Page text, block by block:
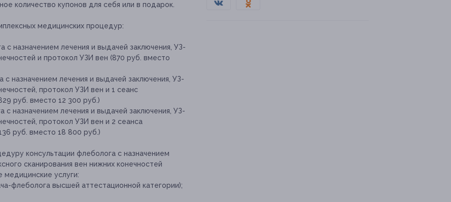
количество купонов для себя или в подарок.
медицинских процедур:
назначением лечения и выдачей заключения, УЗ-
и протокол УЗИ вен (870 руб. вместо
назначением лечения и выдачей заключения, УЗ-
протокол УЗИ вен и 1 сеанс
руб. вместо 12 300 руб.)
назначением лечения и выдачей заключения, УЗ-
протокол УЗИ вен и 2 сеанса
руб. вместо 18 800 руб.)
консультации флеболога с назначением
сканирования вен нижних конечностей
услуги:
флеболога высшей аттестационной категории);